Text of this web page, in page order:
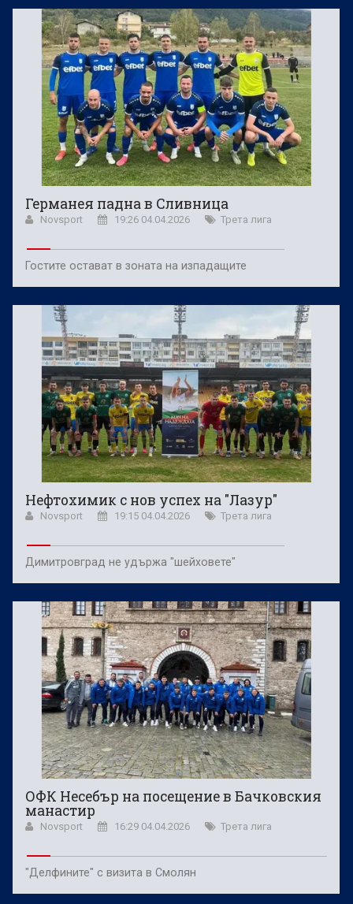
Германея падна в Сливница
Novsport 19:26 04.04.2026 Трета лига
Гостите остават в зоната на изпадащите
Нефтохимик с нов успех на "Лазур"
Novsport 19:15 04.04.2026 Трета лига
Димитровград не удържа "шейховете"
ОФК Несебър на посещение в Бачковския
манастир
Novsport 16:29 04.04.2026 Трета лига
"Делфините" с визита в Смолян